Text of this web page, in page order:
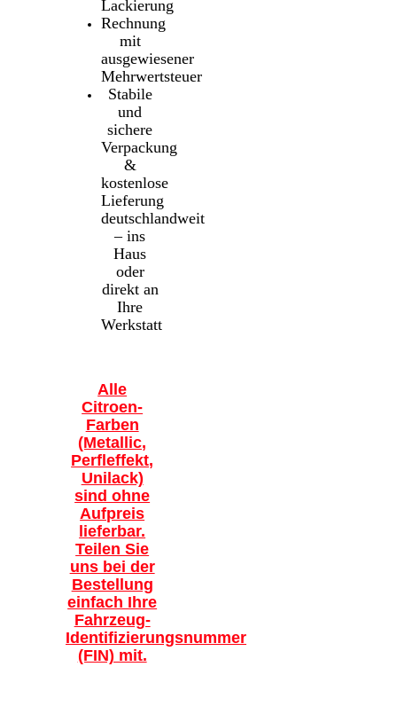
Lackierung
Rechnung
mit
ausgewiesener
Mehrwertsteuer
Stabile
und
sichere
Verpackung
&
kostenlose
Lieferung
deutschlandweit
– ins
Haus
oder
direkt an
Ihre
Werkstatt
Alle
Citroen-
Farben
(Metallic,
Perfleffekt,
Unilack)
sind ohne
Aufpreis
lieferbar.
Teilen Sie
uns bei der
Bestellung
einfach Ihre
Fahrzeug-
Identifizierungsnummer
(FIN) mit.